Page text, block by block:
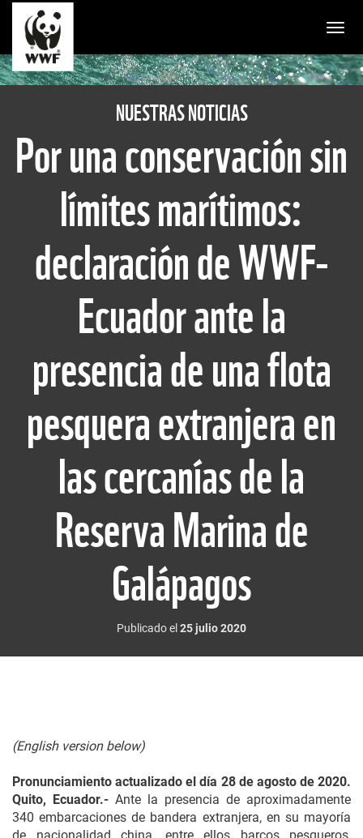
NUESTRAS NOTICIAS
Por una conservación sin
límites marítimos:
declaración de WWF-
Ecuador ante la
presencia de una flota
pesquera extranjera en
las cercanías de la
Reserva Marina de
Galápagos
Publicado el 25 julio 2020
(English version below)
Pronunciamiento actualizado el día 28 de agosto de 2020.
Quito, Ecuador.- Ante la presencia de aproximadamente
340 embarcaciones de bandera extranjera, en su mayoría